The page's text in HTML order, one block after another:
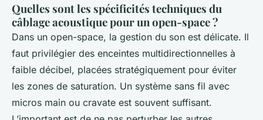
Quelles sont les spécificités techniques du
câblage acoustique pour un open-space ?
Dans un open-space, la gestion du son est délicate. Il
faut privilégier des enceintes multidirectionnelles à
faible décibel, placées stratégiquement pour éviter
les zones de saturation. Un système sans fil avec
micros main ou cravate est souvent suffisant.